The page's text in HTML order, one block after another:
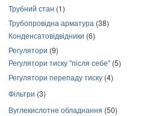
Трубний стан (1)
Трубопровідна арматура (38)
Конденсатовідвідники (6)
Регулятори (9)
Регулятори тиску "після себе" (5)
Регулятори перепаду тиску (4)
Фільтри (3)
Вуглекислотне обладнання (50)